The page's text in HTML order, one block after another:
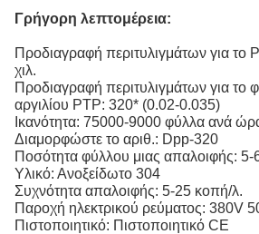
Γρήγορη λεπτομέρεια:
Προδιαγραφή περιτυλιγμάτων για το
χιλ.
Προδιαγραφή περιτυλιγμάτων για το
αργιλίου PTP: 320* (0.02-0.035)
Ικανότητα: 75000-9000 φύλλα ανά
Διαμορφώστε το αριθ.: Dpp-320
Ποσότητα φύλλου μιας απαλοιφής: 5-
Υλικό: Ανοξείδωτο 304
Συχνότητα απαλοιφής: 5-25 κοπή/λ.
Παροχή ηλεκτρικού ρεύματος: 380V
Πιστοποιητικό: Πιστοποιητικό CE